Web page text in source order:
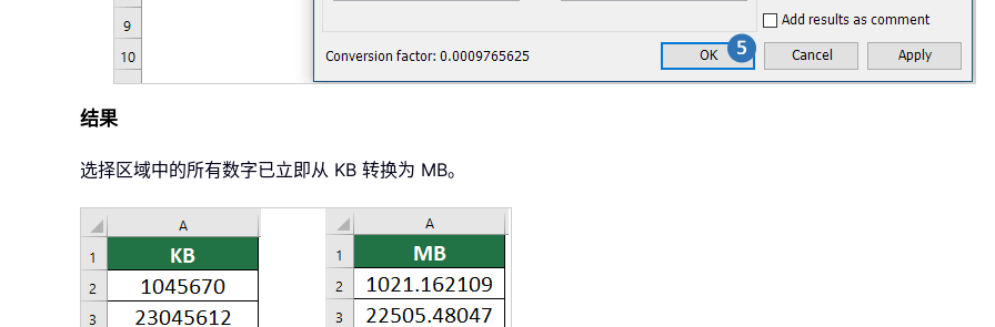
结果
选择区域中的所有数字已立即从 KB 转换为 MB。